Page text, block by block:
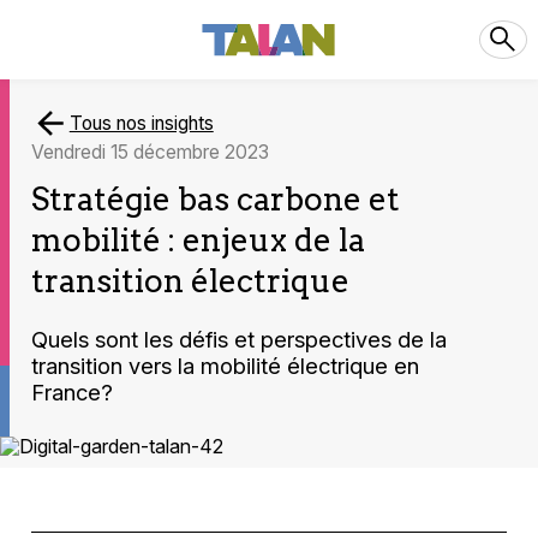
Tous nos insights
vendredi 15 décembre 2023
Stratégie bas carbone et
mobilité : enjeux de la
transition électrique
Quels sont les défis et perspectives de la
transition vers la mobilité électrique en
France?